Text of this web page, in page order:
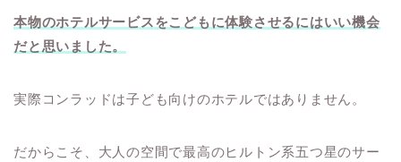
本物のホテルサービスをこどもに体験させるにはいい機会
だと思いました。
実際コンラッドは子ども向けのホテルではありません。
だからこそ、大人の空間で最高のヒルトン系五つ星のサー